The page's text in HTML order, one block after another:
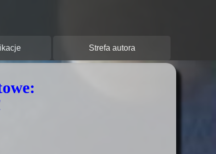
Strefa autora